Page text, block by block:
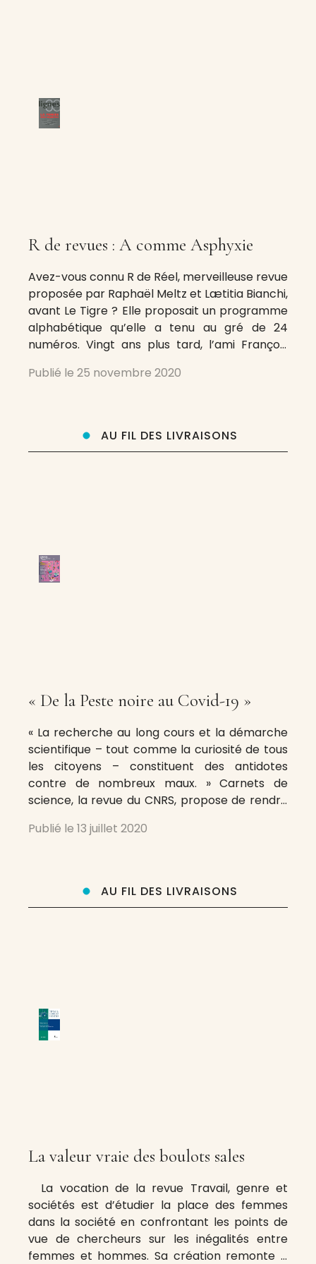
R de revues : A comme Asphyxie
Avez-vous connu R de Réel, merveilleuse revue
proposée par Raphaël Meltz et Lætitia Bianchi,
avant Le Tigre ? Elle proposait un programme
alphabétique qu’elle a tenu au gré de 24
numéros. Vingt ans plus tard, l’ami François
appliqué aux revues dont il extraira, dans les
Publié le 25 novembre 2020
AU FIL DES LIVRAISONS
« De la Peste noire au Covid-19 »
« La recherche au long cours et la démarche
scientifique – tout comme la curiosité de tous
les citoyens – constituent des antidotes
contre de nombreux maux. » Carnets de
science, la revue du CNRS, propose de rendre
toutes les sciences » au travers d’analyses,
Publié le 13 juillet 2020
AU FIL DES LIVRAISONS
La valeur vraie des boulots sales
La vocation de la revue Travail, genre et
sociétés est d’étudier la place des femmes
dans la société en confrontant les points de
vue de chercheurs sur les inégalités entre
femmes et hommes. Sa création remonte à